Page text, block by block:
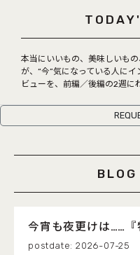
RADIPASSTORE
765MARKET
本当にいいもの、美味しいも
が、“今”気になっている人に
ビューを、前編／後編の2週に
今宵も夜更けは……『
2026-07-25